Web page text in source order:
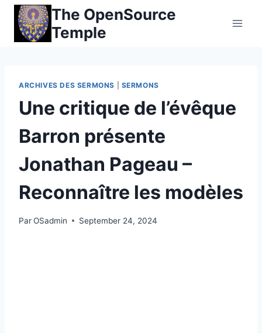
Skip
content
The OpenSource
Temple
ARCHIVES DES SERMONS SERMONS
Une critique de l’évêque
Barron présente
Jonathan Pageau –
Reconnaître les modèles
ParOSadmin September 24, 2024